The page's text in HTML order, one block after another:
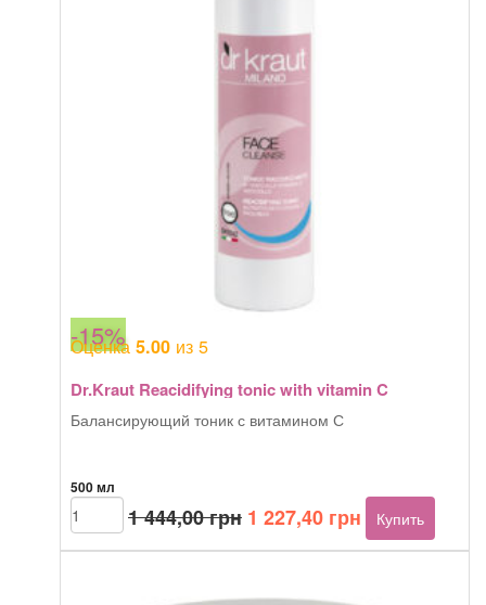
-15%
Оценка 5.00 из 5
Dr.Kraut Reacidifying tonic with vitamin C
Балансирующий тоник с витамином С
500 мл
1 444,00грн Первоначальная
1 227,40 грнТекущая
цена:
Количество
товара
Dr.Kraut
Купить